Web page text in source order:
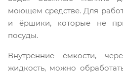
моющем средстве. Для
и ёршики, которые не
посуды.
Внутренние ёмкости,
жидкость, можно